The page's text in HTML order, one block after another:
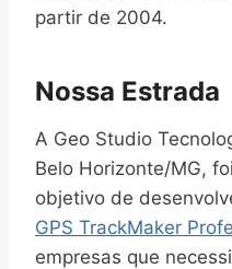
partir de 2004.
Nossa Estrada
A Geo Studio
Belo Horizonte/MG,
objetivo de
GPS TrackMaker
empresas que